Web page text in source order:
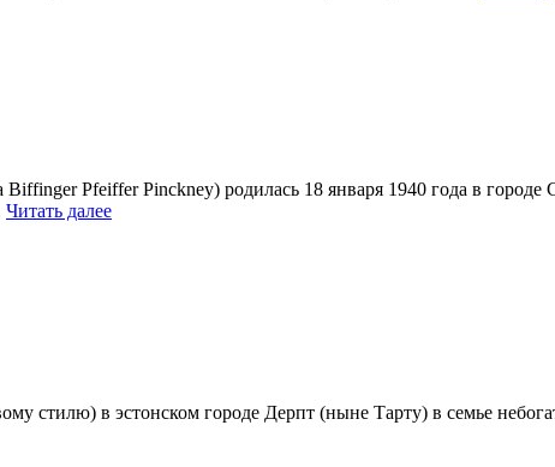
Pfeiffer Pinckney) родилась 18 января 1940 года в
Читать далее
стилю) в эстонском городе Дерпт (ныне Тарту) в семье